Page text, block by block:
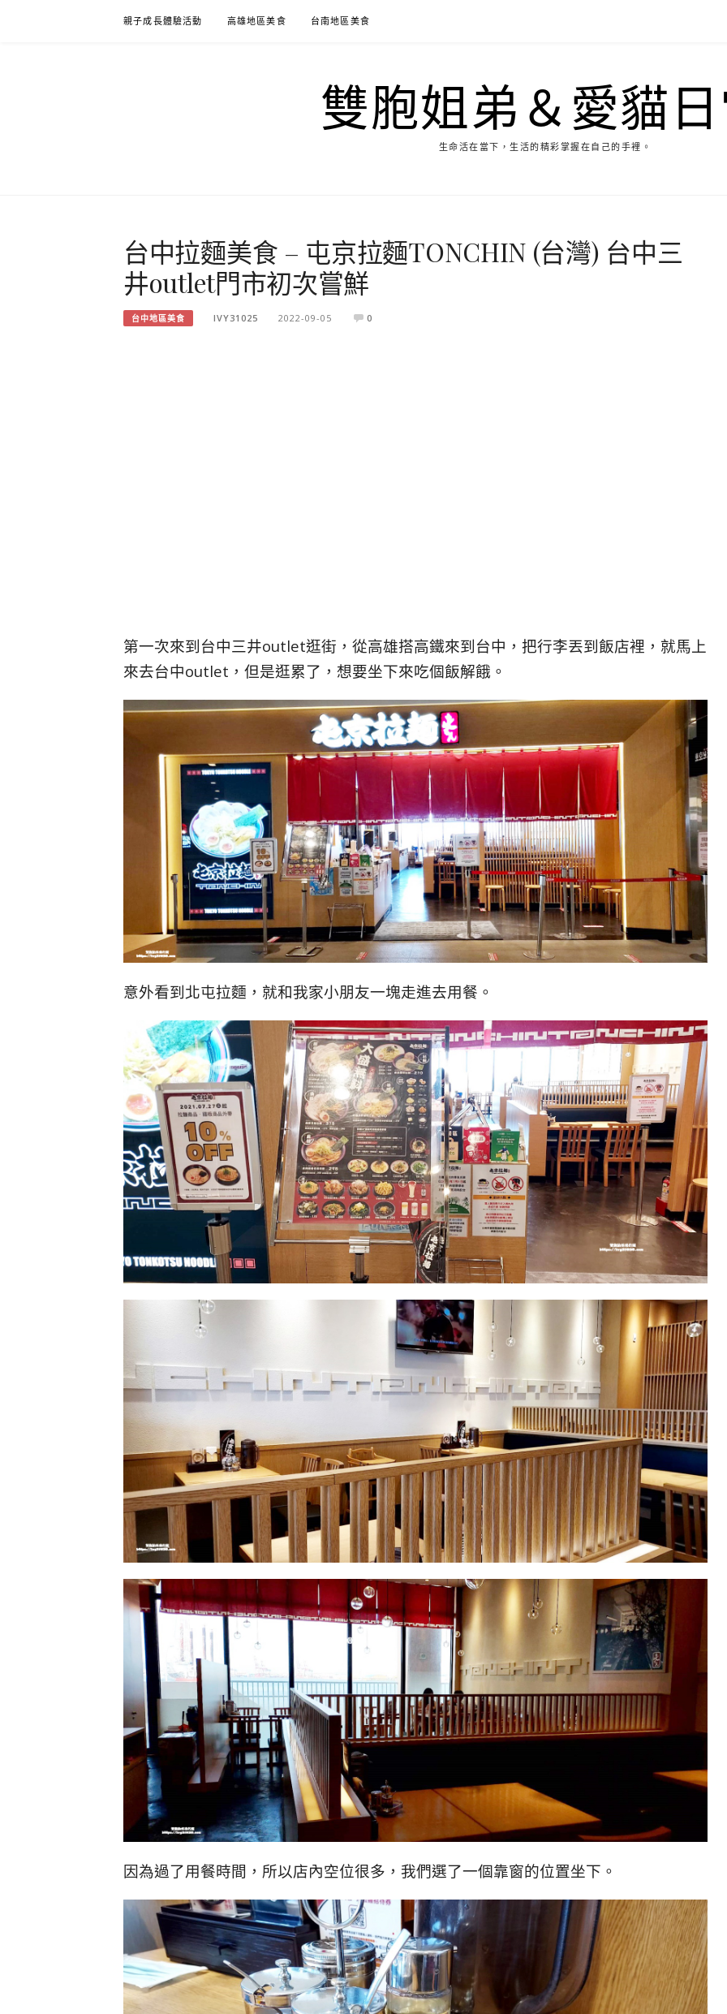
親子成長體驗活動 高雄地區美食 台南地區美食
雙胞姐弟＆愛貓
生命活在當下，生活的精彩掌握在自己的手裡。
台中拉麵美食 – 屯京拉麵TONCHIN (台灣) 台中三
井outlet門市初次嘗鮮
台中地區美食 IVY31025 2022-09-05 0
第一次來到台中三井outlet逛街，從高雄搭高鐵來到台中，把行李丟到飯店裡，就馬上
來去台中outlet，但是逛累了，想要坐下來吃個飯解餓。
意外看到北屯拉麵，就和我家小朋友一塊走進去用餐。
因為過了用餐時間，所以店內空位很多，我們選了一個靠窗的位置坐下。